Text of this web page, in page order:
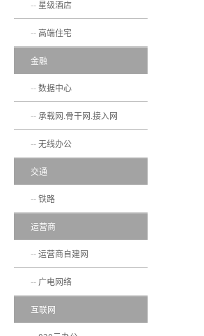
星级酒店
高端住宅
金融
数据中心
承载网.骨干网.接入网
无线办公
交通
铁路
运营商
运营商自建网
广电网络
互联网